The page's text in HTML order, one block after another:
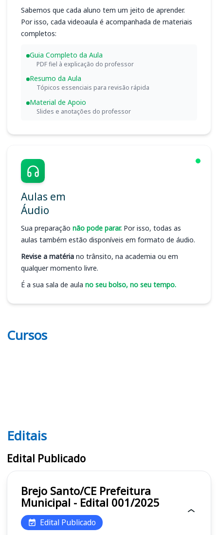
Sabemos que cada aluno tem um jeito de aprender.
Por isso, cada videoaula é acompanhada de materiais
completos:
Guia Completo da Aula
PDF fiel à explicação do professor
Resumo da Aula
Tópicos essenciais para revisão rápida
Material de Apoio
Slides e anotações do professor
Aulas em
Áudio
Sua preparação não pode parar. Por isso, todas as
aulas também estão disponíveis em formato de áudio.
Revise a matéria no trânsito, na academia ou em
qualquer momento livre.
É a sua sala de aula no seu bolso, no seu tempo.
Cursos
Editais
Editais
Edital Publicado
Brejo Santo/CE Prefeitura
Municipal - Edital 001/2025
Edital Publicado